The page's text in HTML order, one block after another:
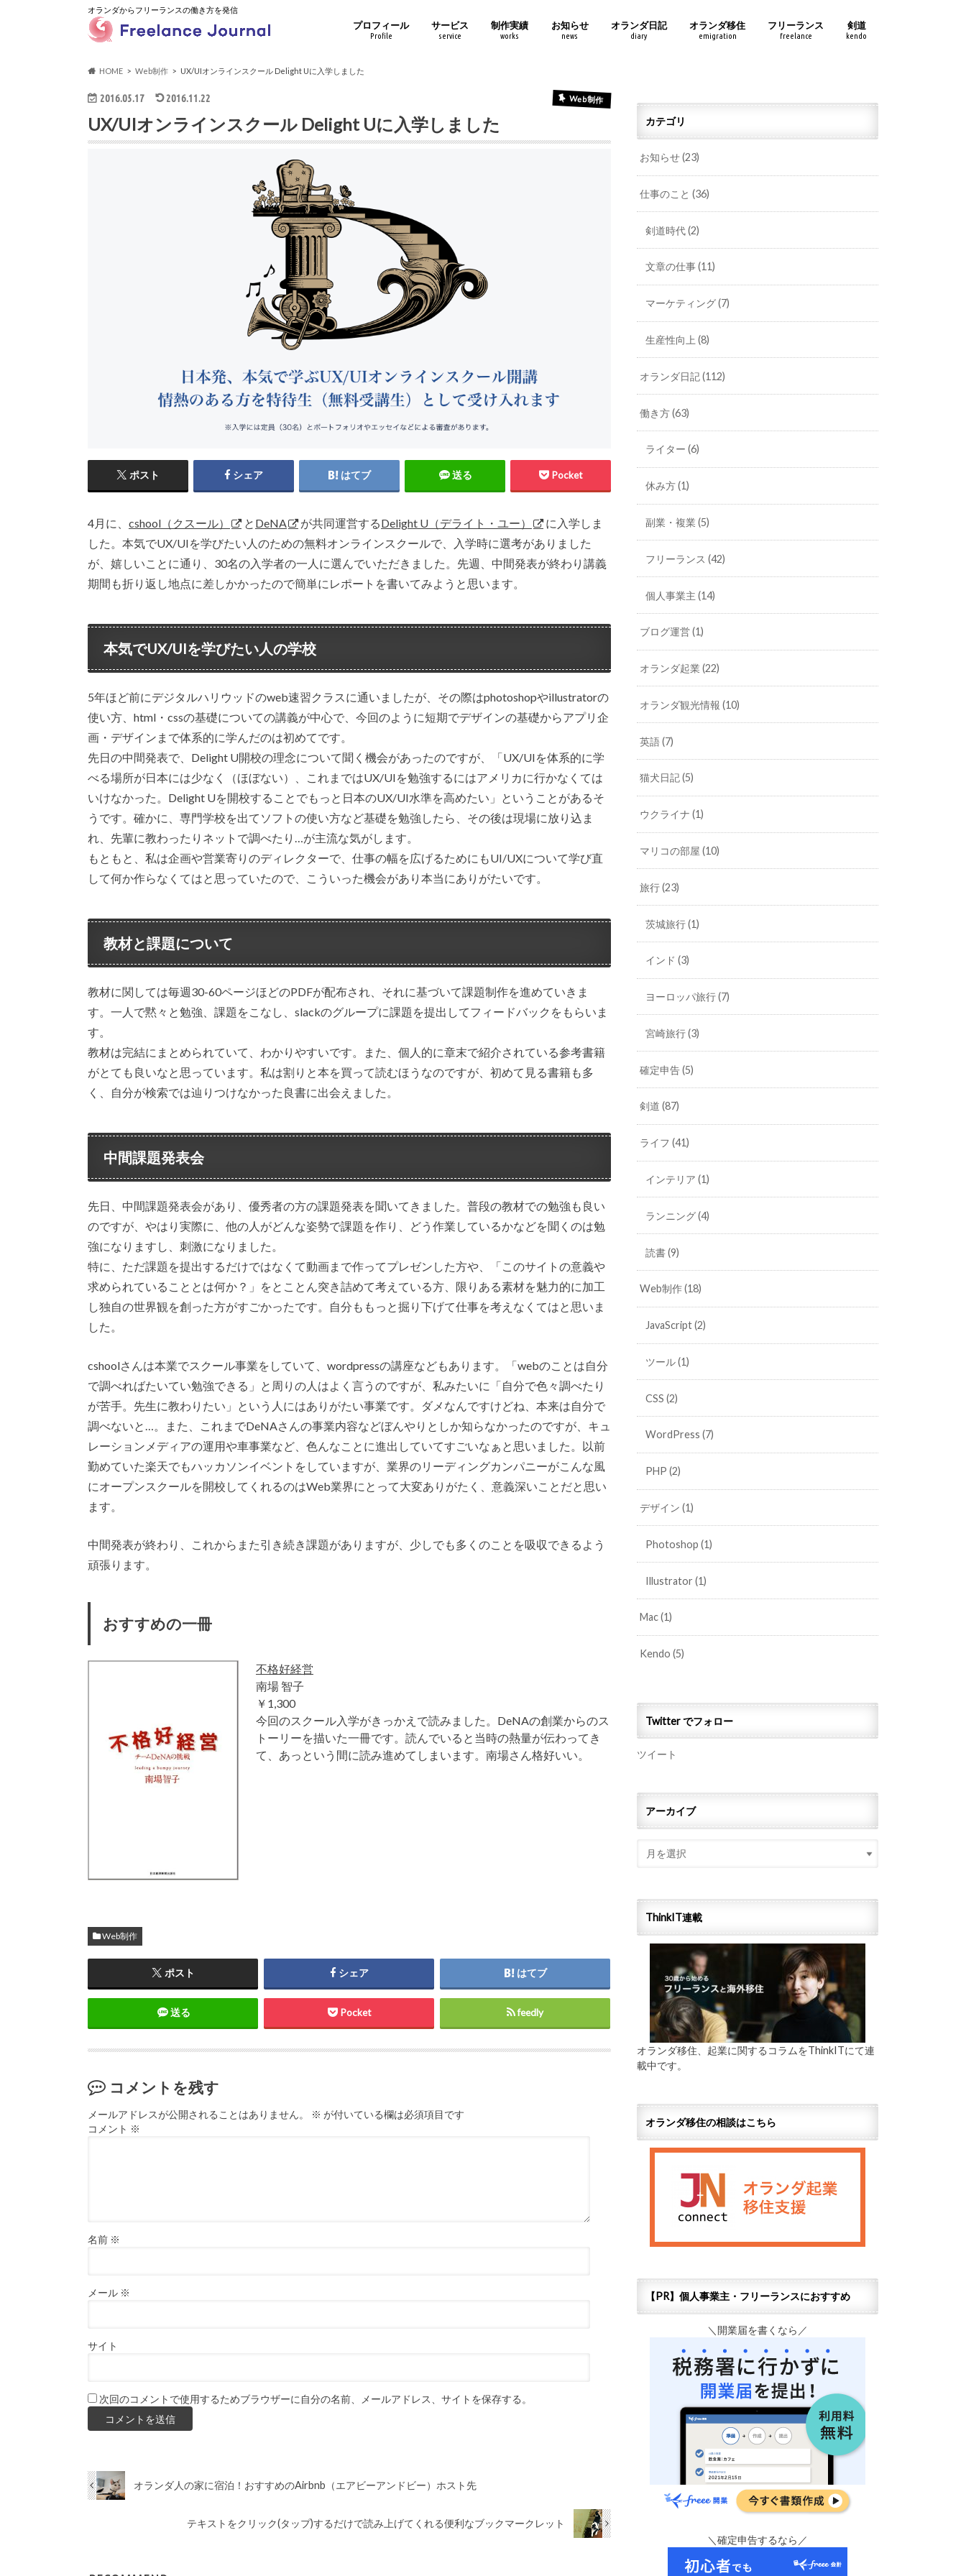
オランダからフリーランスの働き方を発信
プロフィール
Profile
サービス
service
制作実績
works
お知らせ
news
オランダ日記
diary
オランダ移住
emigration
フリーランス
freelance
剣道
kendo
HOME Web制作 UX/UIオンラインスクール Delight Uに入学しました
2016.05.17 2016.11.22 Web制作
UX/UIオンラインスクール Delight Uに入学しました
ポスト シェア はてブ 送る Pocket
4月に、 cshool（クスール） と DeNA が共同運営するDelight U（デライト・ユー）
に入学しま
した。本気でUX/UIを学びたい人のための無料オンラインスクールで、入学時に選考がありました
が、嬉しいことに通り、30名の入学者の一人に選んでいただきました。先週、中間発表が終わり講義
期間も折り返し地点に差しかかったので簡単にレポートを書いてみようと思います。
本気でUX/UIを学びたい人の学校
5年ほど前にデジタルハリウッドのweb速習クラスに通いましたが、その際はphotoshopやillustratorの
使い方、html・cssの基礎についての講義が中心で、今回のように短期でデザインの基礎からアプリ企
画・デザインまで体系的に学んだのは初めてです。
先日の中間発表で、Delight U開校の理念について聞く機会があったのですが、「UX/UIを体系的に学
べる場所が日本には少なく（ほぼない）、これまではUX/UIを勉強するにはアメリカに行かなくては
いけなかった。Delight Uを開校することでもっと日本のUX/UI水準を高めたい」ということがあるそ
うです。確かに、専門学校を出てソフトの使い方など基礎を勉強したら、その後は現場に放り込ま
れ、先輩に教わったりネットで調べたり…が主流な気がします。
もともと、私は企画や営業寄りのディレクターで、仕事の幅を広げるためにもUI/UXについて学び直
して何か作らなくてはと思っていたので、こういった機会があり本当にありがたいです。
教材と課題について
教材に関しては毎週30-60ページほどのPDFが配布され、それに基づいて課題制作を進めていきま
す。一人で黙々と勉強、課題をこなし、slackのグループに課題を提出してフィードバックをもらいま
す。
教材は完結にまとめられていて、わかりやすいです。また、個人的に章末で紹介されている参考書籍
がとても良いなと思っています。私は割りと本を買って読むほうなのですが、初めて見る書籍も多
く、自分が検索では辿りつけなかった良書に出会えました。
中間課題発表会
先日、中間課題発表会があり、優秀者の方の課題発表を聞いてきました。普段の教材での勉強も良い
のですが、やはり実際に、他の人がどんな姿勢で課題を作り、どう作業しているかなどを聞くのは勉
強になりますし、刺激になりました。
特に、ただ課題を提出するだけではなくて動画まで作ってプレゼンした方や、「このサイトの意義や
求められていることとは何か？」をとことん突き詰めて考えている方、限りある素材を魅力的に加工
し独自の世界観を創った方がすごかったです。自分ももっと掘り下げて仕事を考えなくてはと思いま
した。
cshoolさんは本業でスクール事業をしていて、wordpressの講座などもあります。「webのことは自分
で調べればたいてい勉強できる」と周りの人はよく言うのですが、私みたいに「自分で色々調べたり
が苦手。先生に教わりたい」という人にはありがたい事業です。ダメなんですけどね、本来は自分で
調べないと…。また、これまでDeNAさんの事業内容などぼんやりとしか知らなかったのですが、キュ
レーションメディアの運用や車事業など、色んなことに進出していてすごいなぁと思いました。以前
勤めていた楽天でもハッカソンイベントをしていますが、業界のリーディングカンパニーがこんな風
にオープンスクールを開校してくれるのはWeb業界にとって大変ありがたく、意義深いことだと思い
ます。
中間発表が終わり、これからまた引き続き課題がありますが、少しでも多くのことを吸収できるよう
頑張ります。
おすすめの一冊
不格好経営
南場 智子
￥1,300
今回のスクール入学がきっかえで読みました。DeNAの創業からのス
トーリーを描いた一冊です。読んでいると当時の熱量が伝わってき
て、あっという間に読み進めてしまいます。南場さん格好いい。
Web制作
ポスト シェア はてブ
送る Pocket feedly
コメントを残す
メールアドレスが公開されることはありません。 ※ が付いている欄は必須項目です
コメント ※
名前 ※
メール ※
サイト
次回のコメントで使用するためブラウザーに自分の名前、メールアドレス、サイトを保存する。
オランダ人の家に宿泊！おすすめのAirbnb（エアビーアンドビー）ホスト先
テキストをクリック(タップ)するだけで読み上げてくれる便利なブックマークレット
カテゴリ
お知らせ(23)
仕事のこと(36)
剣道時代(2)
文章の仕事(11)
マーケティング(7)
生産性向上 (8)
オランダ日記(112)
働き方(63)
ライター (6)
休み方(1)
副業・複業 (5)
フリーランス (42)
個人事業主 (14)
ブログ運営(1)
オランダ起業(22)
オランダ観光情報(10)
英語(7)
猫犬日記(5)
ウクライナ(1)
マリコの部屋(10)
旅行(23)
茨城旅行(1)
インド (3)
ヨーロッパ旅行(7)
宮崎旅行(3)
確定申告(5)
剣道(87)
ライフ(41)
インテリア (1)
ランニング(4)
読書(9)
Web制作(18)
JavaScript(2)
ツール(1)
CSS (2)
WordPress (7)
PHP (2)
デザイン(1)
Photoshop (1)
Illustrator (1)
Mac(1)
Kendo(5)
Twitter でフォロー
ツイート
アーカイブ
ThinkIT連載
オランダ移住、起業に関するコラムをThinkITにて連
載中です。
オランダ移住の相談はこちら
【PR】個人事業主・フリーランスにおすすめ
＼開業届を書くなら／
＼確定申告するなら／